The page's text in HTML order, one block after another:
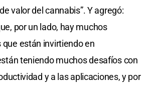
valor del cannabis”. Y agregó:
por un lado, hay muchos
están invirtiendo en
teniendo muchos desafíos con
y a las aplicaciones, y por